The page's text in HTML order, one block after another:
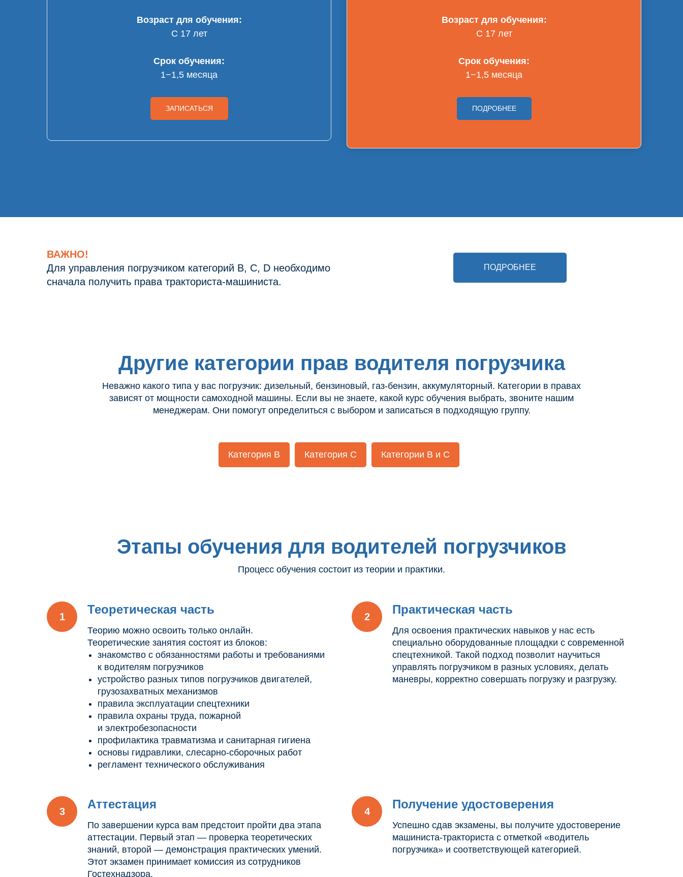
Возраст для обучения:
С 17 лет
Срок обучения:
1−1,5 месяца
ЗАПИСАТЬСЯ
Возраст для обучения:
С 17 лет
Срок обучения:
1−1,5 месяца
ПОДРОБНЕЕ
ВАЖНО!
Для управления погрузчиком категорий B, C, D необходимо
сначала получить права тракториста-машиниста.
ПОДРОБНЕЕ
Другие категории прав водителя погрузчика
Неважно какого типа у вас погрузчик: дизельный, бензиновый, газ-бензин, аккумуляторный. Категории в правах
зависят от мощности самоходной машины. Если вы не знаете, какой курс обучения выбрать, звоните нашим
менеджерам. Они помогут определиться с выбором и записаться в подходящую группу.
Категория В Категория С Категории В и С
Этапы обучения для водителей погрузчиков
Процесс обучения состоит из теории и практики.
Теоретическая часть
Теорию можно освоить только онлайн.
Теоретические занятия состоят из блоков:
знакомство с обязанностями работы и требованиями
к водителям погрузчиков
устройство разных типов погрузчиков двигателей,
грузозахватных механизмов
правила эксплуатации спецтехники
правила охраны труда, пожарной
и электробезопасности
профилактика травматизма и санитарная гигиена
основы гидравлики, слесарно-сборочных работ
регламент технического обслуживания
Практическая часть
Для освоения практических навыков у нас есть
специально оборудованные площадки с современной
спецтехникой. Такой подход позволит научиться
управлять погрузчиком в разных условиях, делать
маневры, корректно совершать погрузку и разгрузку.
Аттестация
По завершении курса вам предстоит пройти два этапа
аттестации. Первый этап — проверка теоретических
знаний, второй — демонстрация практических умений.
Этот экзамен принимает комиссия из сотрудников
Гостехнадзора.
Получение удостоверения
Успешно сдав экзамены, вы получите удостоверение
машиниста-тракториста с отметкой «водитель
погрузчика» и соответствующей категорией.